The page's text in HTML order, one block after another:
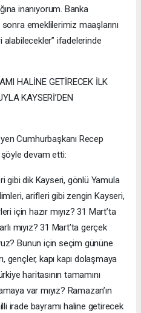
inanıyorum. Banka
emeklilerimiz maaşlarını
alabilecekler” ifadelerinde
HALİNE GETİRECEK İLK
KAYSERİ’DEN
Cumhurbaşkanı Recep
devam etti:
gibi dik Kayseri, gönlü Yamula
arifleri gibi zengin Kayseri,
için hazır mıyız? 31 Mart’ta
mıyız? 31 Mart’ta gerçek
Bunun için seçim gününe
gençler, kapı kapı dolaşmaya
haritasının tamamını
var mıyız? Ramazan’ın
irade bayramı haline getirecek